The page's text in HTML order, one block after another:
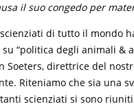
il suo congedo per
di tutto il mondo
“politica degli animali &
Soeters, direttrice del
Riteniamo che sia una
scienziati si sono